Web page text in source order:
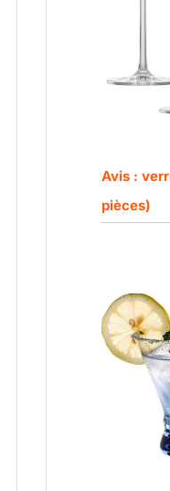
Avis :
pièces)